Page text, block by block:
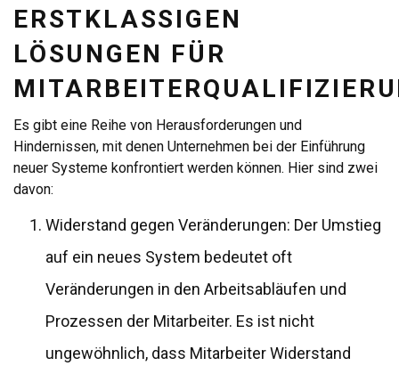
ERSTKLASSIGEN
LÖSUNGEN FÜR
Es gibt eine Reihe von Herausforderungen und
Hindernissen, mit denen Unternehmen bei der Einführung
neuer Systeme konfrontiert werden können. Hier sind zwei
davon:
Widerstand gegen Veränderungen: Der Umstieg
auf ein neues System bedeutet oft
Veränderungen in den Arbeitsabläufen und
Prozessen der Mitarbeiter. Es ist nicht
ungewöhnlich, dass Mitarbeiter Widerstand